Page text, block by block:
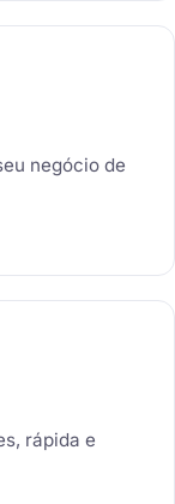
negócio de
rápida e